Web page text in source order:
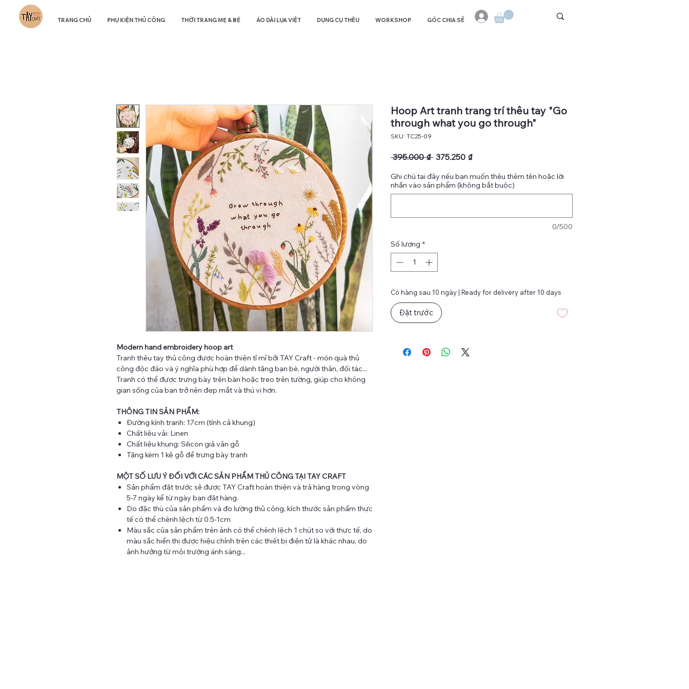
TRANG CHỦ PHỤ KIỆN THỦ CÔNG THỜI TRANG MẸ & BÉ ÁO DÀI LỤA VIỆT DỤNG CỤ THÊU WORKSHOP GÓC CHIA SẺ
Modern hand embroidery hoop art
Tranh thêu tay thủ công được hoàn thiện tỉ mỉ bởi TAY Craft - món quà thủ
công độc đáo và ý nghĩa phù hợp để dành tặng bạn bè, người thân, đối tác...
Tranh có thể được trưng bày trên bàn hoặc treo trên tường, giúp cho không
gian sống của bạn trở nên đẹp mắt và thú vị hơn.
THÔNG TIN SẢN PHẨM:
Đường kính tranh: 17cm (tính cả khung)
Chất liệu vải: Linen
Chất liệu khung: Silicon giả vân gỗ
Tặng kèm 1 kệ gỗ để trưng bày tranh
MỘT SỐ LƯU Ý ĐỐI VỚI CÁC SẢN PHẨM THỦ CÔNG TẠI TAY CRAFT
Sản phẩm đặt trước sẽ được TAY Craft hoàn thiện và trả hàng trong vòng
5-7 ngày kể từ ngày bạn đặt hàng.
Do đặc thù của sản phẩm và đo lường thủ công, kích thước sản phẩm thực
tế có thể chênh lệch từ 0.5-1cm
Màu sắc của sản phẩm trên ảnh có thể chênh lệch 1 chút so với thực tế, do
màu sắc hiển thị được hiệu chỉnh trên các thiết bị điện tử là khác nhau, do
ảnh hưởng từ môi trường ánh sáng...
Hoop Art tranh trang trí thêu tay "Go
through what you go through"
SKU: TC25-09
395.000 ₫ Giá
thường
375.250 ₫Giá
rẻ
Ghi chú tại đây nếu bạn muốn thêu thêm tên hoặc lời
nhắn vào sản phẩm (không bắt buộc)
0/500
Số lượng *
Có hàng sau 10 ngày | Ready for delivery after 10 days
Đặt trước